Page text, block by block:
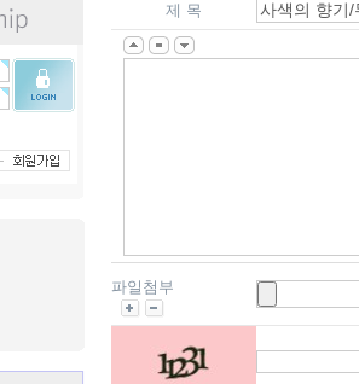
제 목
파일첨부